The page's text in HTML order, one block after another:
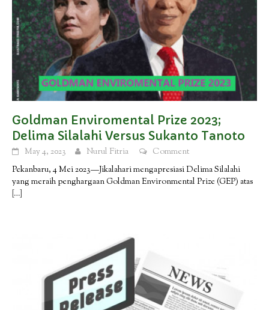
Goldman Enviromental Prize 2023;
Delima Silalahi Versus Sukanto Tanoto
May 4, 2023 Nurul Fitria
Comment
Pekanbaru, 4 Mei 2023—Jikalahari mengapresiasi Delima Silalahi
yang meraih penghargaan Goldman Environmental Prize (GEP) atas
[…]